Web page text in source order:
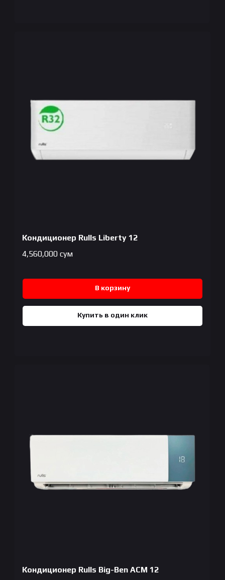
Кондиционер Rulls Liberty 12
4,560,000 сум
В корзину
Купить в один клик
Кондиционер Rulls Big-Ben ACM 12